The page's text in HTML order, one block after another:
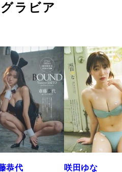
ラビア
ゆな 藤水咲桜『花